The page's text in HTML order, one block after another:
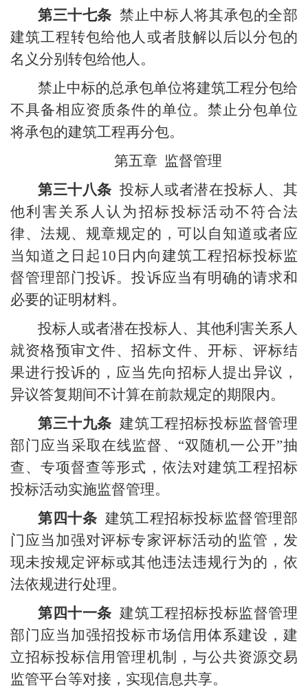
第三十七条 禁止中标人将其承包的全部
建筑工程转包给他人或者肢解以后以分包的
名义分别转包给他人。
禁止中标的总承包单位将建筑工程分包给
不具备相应资质条件的单位。禁止分包单位
将承包的建筑工程再分包。
第五章 监督管理
第三十八条 投标人或者潜在投标人、其
他利害关系人认为招标投标活动不符合法
律、法规、规章规定的，可以自知道或者应
当知道之日起 10 日内向建筑工程招标投标监
督管理部门投诉。投诉应当有明确的请求和
必要的证明材料。
投标人或者潜在投标人、其他利害关系人
就资格预审文件、招标文件、开标、评标结
果进行投诉的，应当先向招标人提出异议，
异议答复期间不计算在前款规定的期限内。
第三十九条 建筑工程招标投标监督管理
部门应当采取在线监督、“双随机一公开”抽
查、专项督查等形式，依法对建筑工程招标
投标活动实施监督管理。
第四十条 建筑工程招标投标监督管理部
门应当加强对评标专家评标活动的监管，发
现未按规定评标或其他违法违规行为的，依
法依规进行处理。
第四十一条 建筑工程招标投标监督管理
部门应当加强招投标市场信用体系建设，建
立招标投标信用管理机制，与公共资源交易
监管平台等对接，实现信息共享。